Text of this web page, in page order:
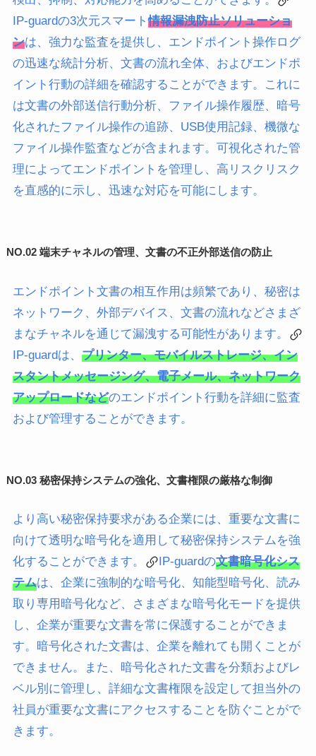
IP-guardの3次元スマート情報漏洩防止ソリューショ
ンは、強力な監査を提供し、エンドポイント操作ログ
の迅速な統計分析、文書の流れ全体、およびエンドポ
イント行動の詳細を確認することができます。これに
は文書の外部送信行動分析、ファイル操作履歴、暗号
化されたファイル操作の追跡、USB使用記録、機微な
ファイル操作監査などが含まれます。可視化された管
理によってエンドポイントを管理し、高リスクリスク
を直感的に示し、迅速な対応を可能にします。
NO.02 端末チャネルの管理、文書の不正外部送信の防止
エンドポイント文書の相互作用は頻繁であり、秘密は
ネットワーク、外部デバイス、文書の流れなどさまざ
まなチャネルを通じて漏洩する可能性があります。
IP-guardは、 プリンター、モバイルストレージ、イン
スタントメッセージング、電子メール、ネットワーク
アップロードなどのエンドポイント行動を詳細に監査
および管理することができます。
NO.03 秘密保持システムの強化、文書権限の厳格な制御
より高い秘密保持要求がある企業には、重要な文書に
向けて透明な暗号化を適用して秘密保持システムを強
化することができます。
IP-guardの文書暗号化シス
テムは、企業に強制的な暗号化、知能型暗号化、読み
取り専用暗号化など、さまざまな暗号化モードを提供
し、企業が重要な文書を常に保護することができま
す。暗号化された文書は、企業を離れても開くことが
できません。また、暗号化された文書を分類およびレ
ベル別に管理し、詳細な文書権限を設定して担当外の
社員が重要な文書にアクセスすることを防ぐことがで
きます。